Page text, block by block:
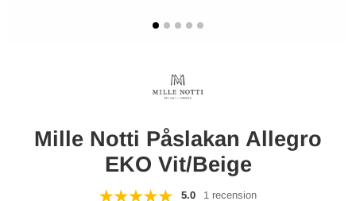
Mille Notti Påslakan Allegro
EKO Vit/Beige
5.0 1 recension